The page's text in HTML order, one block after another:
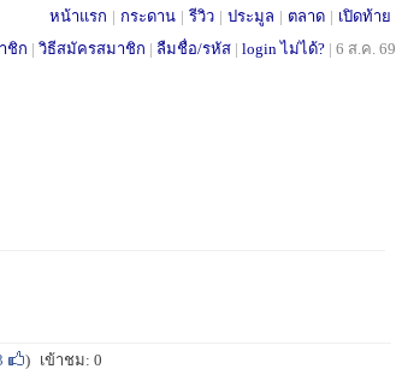
หน้าแรก | กระดาน | รีวิว | ประมูล | ตลาด | เปิดท้าย
ชิก | วิธีสมัครสมาชิก | ลืมชื่อ/รหัส | login ไม่ได้? | 6 ส.ค. 69
) เข้าชม: 0